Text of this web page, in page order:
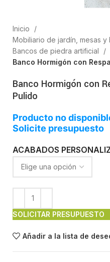
Inicio
Mobiliario de jardín, mesas
Bancos de piedra artificial
Banco Hormigón con
Banco Hormigón con
Pulido
Producto no
Solicite presupuesto
ACABADOS
SOLICITAR PRESUPUESTO
Añadir a la lista de